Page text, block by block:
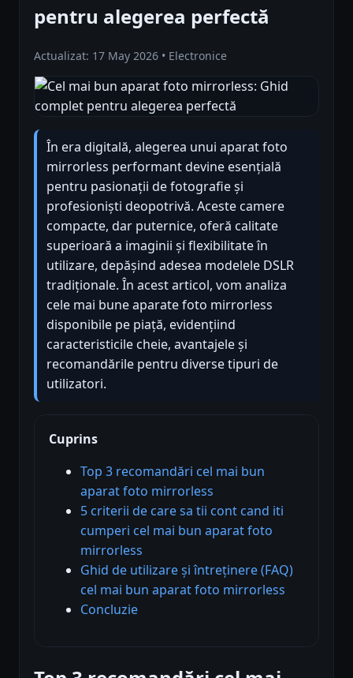
pentru alegerea perfectă
Actualizat: 17 May 2026 • Electronice
În era digitală, alegerea unui aparat foto
mirrorless performant devine esențială
pentru pasionații de fotografie și
profesioniști deopotrivă. Aceste camere
compacte, dar puternice, oferă calitate
superioară a imaginii și flexibilitate în
utilizare, depășind adesea modelele DSLR
tradiționale. În acest articol, vom analiza
cele mai bune aparate foto mirrorless
disponibile pe piață, evidențiind
caracteristicile cheie, avantajele și
recomandările pentru diverse tipuri de
utilizatori.
Cuprins
Top 3 recomandări cel mai bun
aparat foto mirrorless
5 criterii de care sa tii cont cand iti
cumperi cel mai bun aparat foto
mirrorless
Ghid de utilizare și întreținere (FAQ)
cel mai bun aparat foto mirrorless
Concluzie